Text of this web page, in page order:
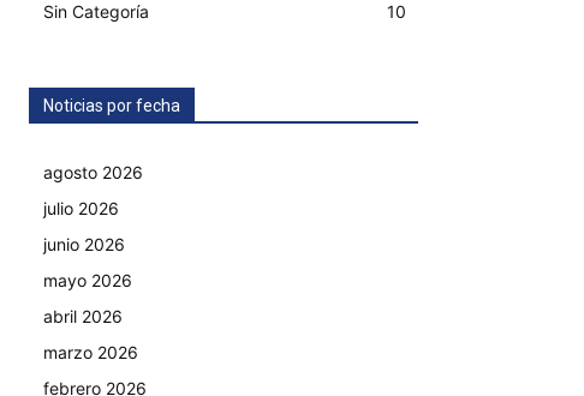
Sin Categoría
10
Noticias por fecha
agosto 2026
julio 2026
junio 2026
mayo 2026
abril 2026
marzo 2026
febrero 2026